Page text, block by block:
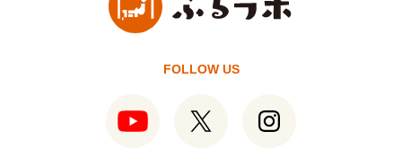
FOLLOW US